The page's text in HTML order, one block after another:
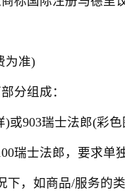
为准)
分组成：
903瑞士法郎(彩色
士法郎，要求单独
如商品/服务的类